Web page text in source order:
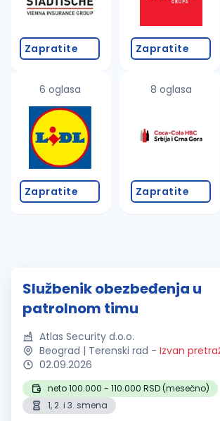
Zapratite
6 oglasa
Zapratite
Zapratite
8 oglasa
Zapratite
Službenik obezbeđenja u
patrolnom timu
Atlas Security d.o.o.
Beograd | Terenski rad - Izvan
02.09.2026
neto 100.000 - 110.000 RSD (mesečno)
1, 2. i 3. smena